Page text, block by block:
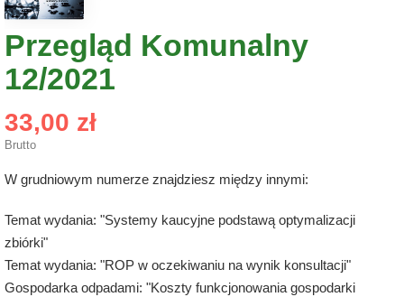
Przegląd Komunalny
12/2021
33,00 zł
Brutto
W grudniowym numerze znajdziesz między innymi:
Temat wydania: "Systemy kaucyjne podstawą optymalizacji
zbiórki"
Temat wydania: "ROP w oczekiwaniu na wynik konsultacji"
Gospodarka odpadami: "Koszty funkcjonowania gospodarki